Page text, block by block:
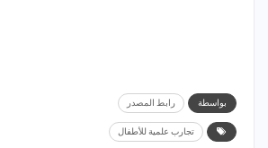
بواسطة رابط المصدر
تجارب علمية للأطفال